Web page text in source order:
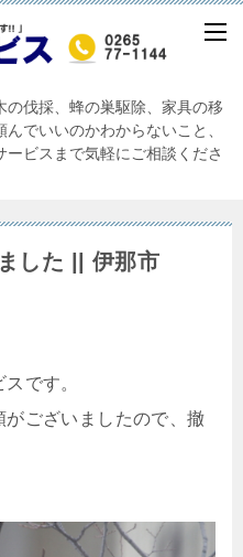
伐採、蜂の巣駆除、家具の移
でいいのかわからないこと、
ビスまで気軽にご相談くださ
した || 伊那市
です。
ございましたので、撤